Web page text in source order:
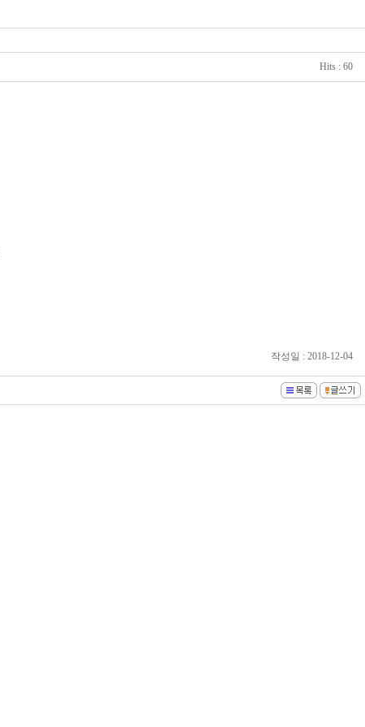
Hits : 60
작성일 : 2018-12-04